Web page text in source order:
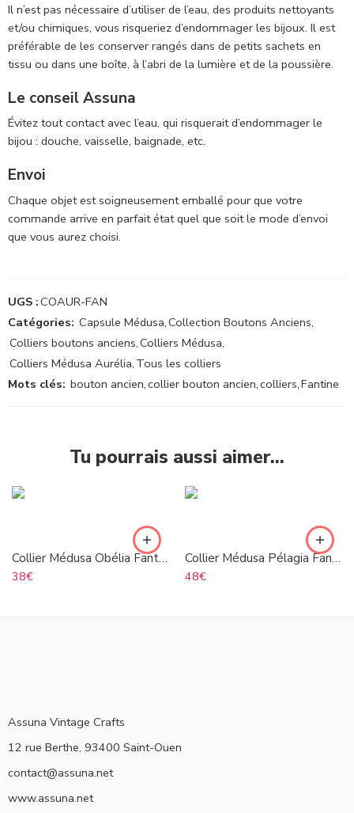
Il n’est pas nécessaire d’utiliser de l’eau, des produits nettoyants
et/ou chimiques, vous risqueriez d’endommager les bijoux. Il est
préférable de les conserver rangés dans de petits sachets en
tissu ou dans une boîte, à l’abri de la lumière et de la poussière.
Le conseil Assuna
Évitez tout contact avec l’eau, qui risquerait d’endommager le
bijou : douche, vaisselle, baignade, etc.
Envoi
Chaque objet est soigneusement emballé pour que votre
commande arrive en parfait état quel que soit le mode d’envoi
que vous aurez choisi.
UGS :COAUR-FAN
Catégories: Capsule Médusa,Collection Boutons Anciens,
Colliers boutons anciens,Colliers Médusa,
Colliers Médusa Aurélia, Tous les colliers
Mots clés: bouton ancien,collier bouton ancien,colliers,Fantine
Tu pourrais aussi aimer…
Collier Médusa Obélia Fantine
38€
Collier Médusa Pélagia Fantine
48€
Assuna Vintage Crafts
12 rue Berthe, 93400 Saint-Ouen
contact@assuna.net
www.assuna.net